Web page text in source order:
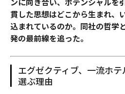
貫した思想はどこから生まれ、
込まれているのか。同社の哲学
発の最前線を追った。
エグゼクティブ、一流ホ
選ぶ理由